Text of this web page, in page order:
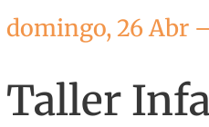
domingo, 26 Abr
Taller